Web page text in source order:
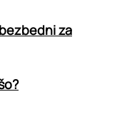
za